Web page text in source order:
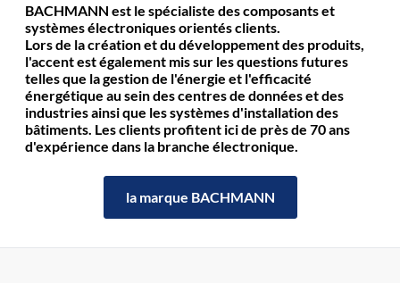
BACHMANN est le spécialiste des composants et
systèmes électroniques orientés clients.
Lors de la création et du développement des produits,
l'accent est également mis sur les questions futures
telles que la gestion de l'énergie et l'efficacité
énergétique au sein des centres de données et des
industries ainsi que les systèmes d'installation des
bâtiments. Les clients profitent ici de près de 70 ans
d'expérience dans la branche électronique.
la marque BACHMANN